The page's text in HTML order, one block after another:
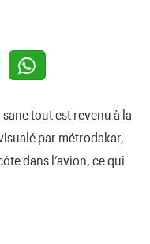
tout est revenu à la
par métrodakar,
dans l’avion, ce qui